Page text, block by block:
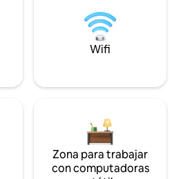
Wifi
Zona para trabajar
con computadoras